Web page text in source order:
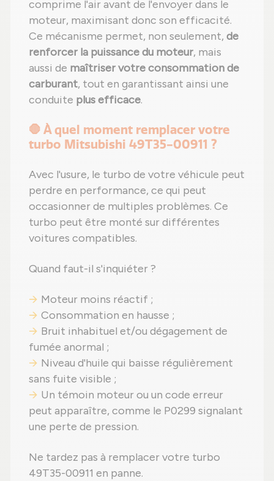
comprime l'air avant de l'envoyer dans le
moteur, maximisant donc son efficacité.
Ce mécanisme permet, non seulement, de
renforcer la puissance du moteur, mais
aussi de maîtriser votre consommation de
carburant, tout en garantissant ainsi une
conduite plus efficace.
🛑 À quel moment remplacer votre
turbo Mitsubishi 49T35-00911 ?
Avec l'usure, le turbo de votre véhicule peut
perdre en performance, ce qui peut
occasionner de multiples problèmes. Ce
turbo peut être monté sur différentes
voitures compatibles.
Quand faut-il s'inquiéter ?
Moteur moins réactif ;
Consommation en hausse ;
Bruit inhabituel et/ou dégagement de
fumée anormal ;
Niveau d'huile qui baisse régulièrement
sans fuite visible ;
Un témoin moteur ou un code erreur
peut apparaître, comme le P0299 signalant
une perte de pression.
Ne tardez pas à remplacer votre turbo
49T35-00911 en panne.